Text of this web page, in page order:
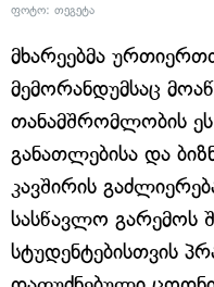
ფოტო: თეგეტა
მხარეებმა
მემორანდუმსაც
თანამშრომლობის ეს
განათლებისა და
კავშირის
სასწავლო გარემოს
სტუდენტებისთვის